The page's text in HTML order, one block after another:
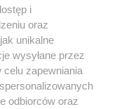
i
oraz
unikalne
wysyłane przez
zapewniania
odbiorców oraz